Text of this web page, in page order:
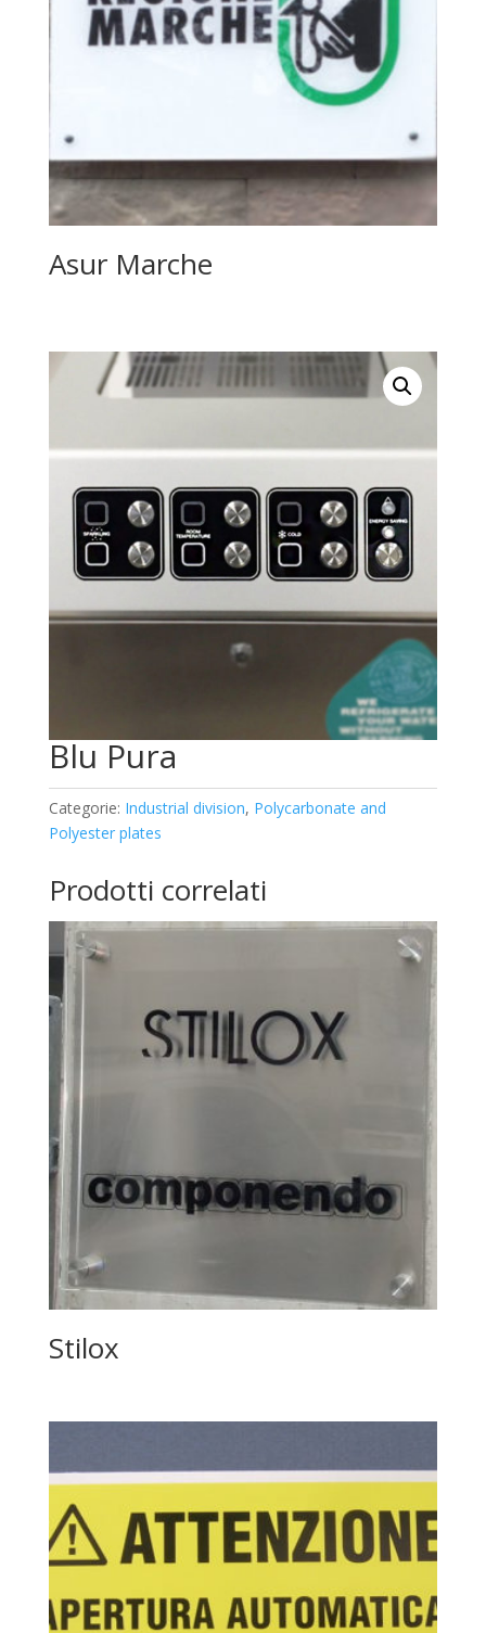
Asur Marche
Blu Pura
Categorie: Industrial division, Polycarbonate and
Polyester plates
Prodotti correlati
Stilox